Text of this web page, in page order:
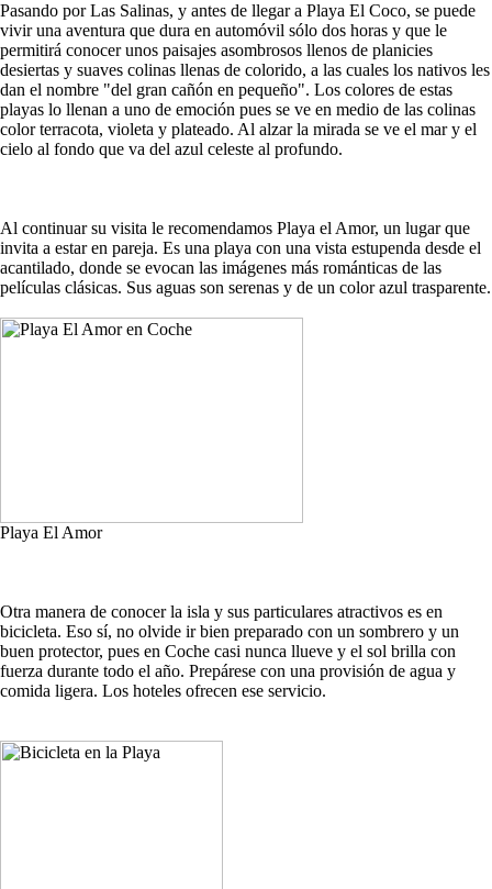
Pasando por Las Salinas, y antes de llegar a Playa El Coco, se puede
vivir una aventura que dura en automóvil sólo dos horas y que le
permitirá conocer unos paisajes asombrosos llenos de planicies
desiertas y suaves colinas llenas de colorido, a las cuales los nativos les
dan el nombre "del gran cañón en pequeño". Los colores de estas
playas lo llenan a uno de emoción pues se ve en medio de las colinas
color terracota, violeta y plateado. Al alzar la mirada se ve el mar y el
cielo al fondo que va del azul celeste al profundo.
Al continuar su visita le recomendamos Playa el Amor, un lugar que
invita a estar en pareja. Es una playa con una vista estupenda desde el
acantilado, donde se evocan las imágenes más románticas de las
películas clásicas. Sus aguas son serenas y de un color azul trasparente.
Playa El Amor
Otra manera de conocer la isla y sus particulares atractivos es en
bicicleta. Eso sí, no olvide ir bien preparado con un sombrero y un
buen protector, pues en Coche casi nunca llueve y el sol brilla con
fuerza durante todo el año. Prepárese con una provisión de agua y
comida ligera. Los hoteles ofrecen ese servicio.